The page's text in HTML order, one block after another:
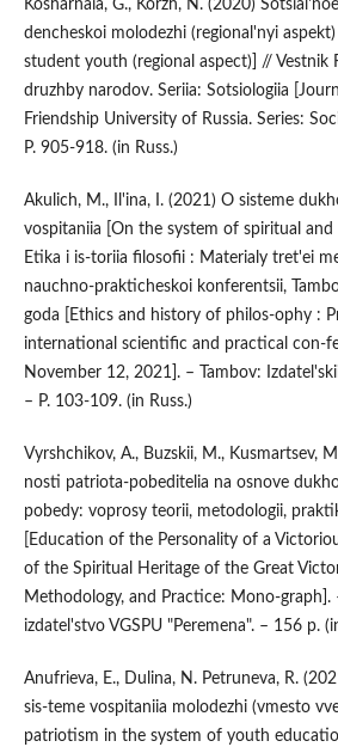
Kosharnaia, G., Korzh, N. (2020)
dencheskoi molodezhi (regional'nyi
student youth (regional aspect)] // Vestnik
druzhby narodov. Seriia: Sotsiologiia
Friendship University of Russia. Series:
P. 905-918. (in Russ.)
Akulich, M., Il'ina, I. (2021) O sisteme
vospitaniia [On the system of spiritual
Etika i is-toriia filosofii : Materialy tret'ei
nauchno-prakticheskoi konferentsii,
goda [Ethics and history of philos-ophy :
international scientific and practical con-
November 12, 2021]. – Tambov:
– P. 103-109. (in Russ.)
Vyrshchikov, A., Buzskii, M., Kusmartsev,
nosti patriota-pobeditelia na osnove
pobedy: voprosy teorii, metodologii,
[Education of the Personality of a
of the Spiritual Heritage of the Great
Methodology, and Practice: Mono-graph].
izdatel'stvo VGSPU "Peremena". – 156 p.
Anufrieva, E., Dulina, N. Petruneva, R.
sis-teme vospitaniia molodezhi (vmesto
patriotism in the system of youth